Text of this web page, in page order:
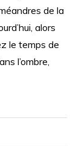
de la
alors
le temps de
l’ombre,